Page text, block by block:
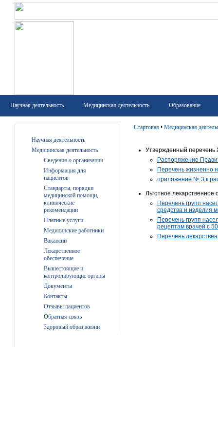
Научная деятельность Медицинская деятельность Образование
Научная деятельность
Медицинская деятельность
Сведения о организации
Информация для
пациентов
Стандарты, порядки
медицинской помощи,
клинические
рекомендации
Платные услуги
Медицинские работники
Вакансии
Лекарственное
обеспечение
Вышестоящие и
контролирующие органы
Документы
Контакты
Отзывы пациентов
Обратная связь
Здоровый образ жизни
Стартовая • Медицинская
Утвержденный
Распоряжение
Перечень жизненно
приложение № 3 к
Льготное лекарственное
Перечень групп
средства и изделия
Перечень групп
рецептам врачей с
Перечень